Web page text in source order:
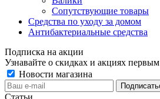
Сопутствующие товары
Средства по уходу за домом
Антибактериальные средства
Подписка на акции
Узнавайте о скидках и акциях первым
Новости магазина